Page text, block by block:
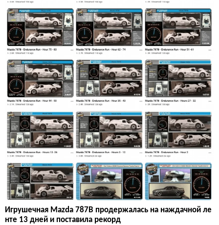
Игрушечная Mazda 787B продержалась на наждачной ле
нте 13 дней и поставила рекорд